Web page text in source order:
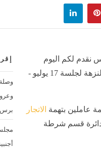
برس
نقدم لكم اليوم
تأجيل محاكمة عاملين بتهمة الاتجار في العملة بالنزهة لجلسة 17 يوليو -
عاملين بتهمة الاتجار
قسم شرطة